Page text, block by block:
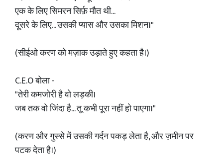
एक के लिए सिमरन सिर्फ़ मौत थी...
दूसरे के लिए... उसकी प्यास और उसका मिशन।"
(सीईओ करण को मज़ाक उड़ाते हुए कहता है।)
C.E.O बोला -
"तेरी कमजोरी है वो लड़की।
जब तक वो जिंदा है... तू कभी पूरा नहीं हो पाएगा।"
(करण और गुस्से में उसकी गर्दन पकड़ लेता है, और ज़मीन पर
पटक देता है।)